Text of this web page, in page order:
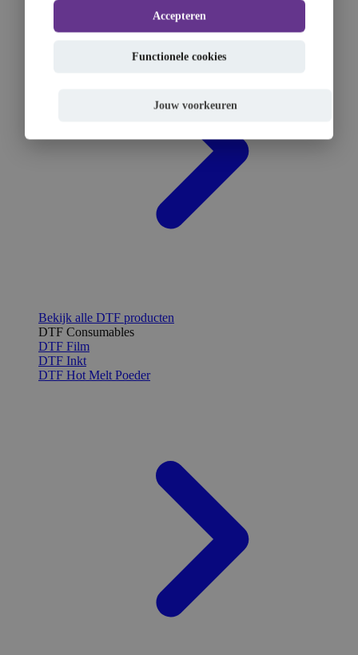
Bekijk alle DTF producten
DTF Consumables
DTF Film
DTF Inkt
DTF Hot Melt Poeder
Accepteren
Functionele cookies
Jouw voorkeuren